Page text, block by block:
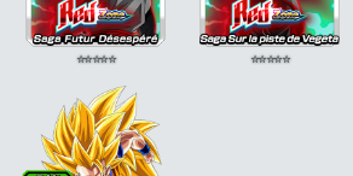
⭐⭐⭐⭐⭐ ⭐⭐⭐⭐⭐